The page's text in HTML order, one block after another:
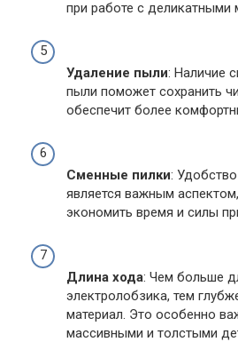
при работе с деликатными
Удаление пыли: Наличие
пыли поможет сохранить
обеспечит более
Сменные пилки:
является важным
экономить время и силы
Длина хода: Чем больше
электролобзика, тем
материал. Это особенно
массивными и толстыми